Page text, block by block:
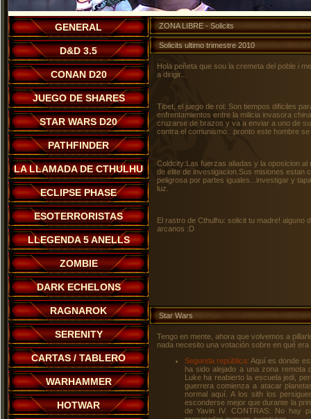
GENERAL
D&D 3.5
CONAN D20
JUEGO DE SHARES
STAR WARS D20
PATHFINDER
LA LLAMADA DE CTHULHU
ECLIPSE PHASE
ESOTERRORISTAS
LLEGENDA 5 ANELLS
ZOMBIE
DARK ECHELONS
RAGNAROK
SERENITY
CARTAS / TABLERO
WARHAMMER
HOTWAR
ZONA LIBRE - Solicits
Solicits ultimo trimestre 2010
Hola peñeta que sou la cremeta del poble i
a dirigir...
Tibet, el juego de rol: Son tiempos dificiles
enfrentamientos entre la milicia invasora
cruzarse de brazos y va a enviar a uno de
contra el comunismo...pronto este hombre
Coldcity:Las fuerzas aliadas y la oposicion
de elite de investigacion.Sus misiones estan
peligrosa por partes iguales...investigar y
luz.
El rastro de Cthulhu: solicit tu madre! alguno
arcanos :D
Star Wars
Tengo en mente, ahora que volvemos a
nada necesito una votación sobre en qué
Segunda república: Aquí es donde
ha sido alejado a una zona remota
Luke ha reabierto la escuela jedi,
guerrera comienza a atacar
normal aquí. A los sith los
esconderse mejor que durante la
de Yavin IV. CONTRAS: No hay